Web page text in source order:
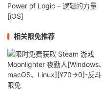
Power of Logic – 逻辑的力量
[iOS]
相关限免推荐